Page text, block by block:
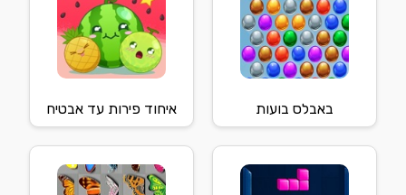
באבלס בועות איחוד פירות עד אבטיח